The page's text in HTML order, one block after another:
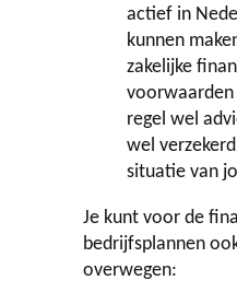
actief in
kunnen
zakelijke
voorwaarden
regel wel
wel
situatie van
Je kunt voor de
bedrijfsplannen
overwegen: